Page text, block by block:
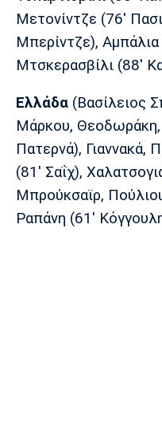
Μετονίντζε (76'
Μπερίντζε),
Μτσκερασβίλι (88'
Ελλάδα (Βασίλειος
Μάρκου,
Πατερνά),
(81' Σαΐχ),
Μπρούκσαϊρ,
Ραπάνη (61'